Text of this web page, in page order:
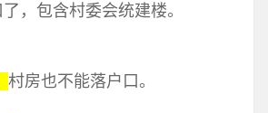
含村委会统建楼。
村房也不能落户口。